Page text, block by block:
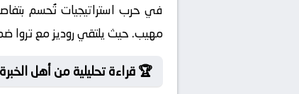
في حرب استراتيجيات تُحسم
مهيب. حيث يلتقي روديز مع تروا
🏆 قراءة تحليلية من أهل